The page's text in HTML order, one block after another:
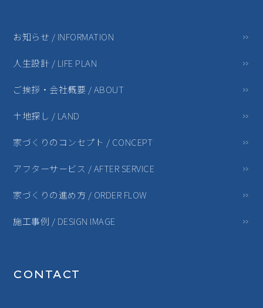
お知らせ / INFORMATION
人生設計 / LIFE PLAN
ご挨拶・会社概要 / ABOUT
土地探し / LAND
家づくりのコンセプト / CONCEPT
アフターサービス / AFTER SERVICE
家づくりの進め方 / ORDER FLOW
施工事例 / DESIGN IMAGE
CONTACT